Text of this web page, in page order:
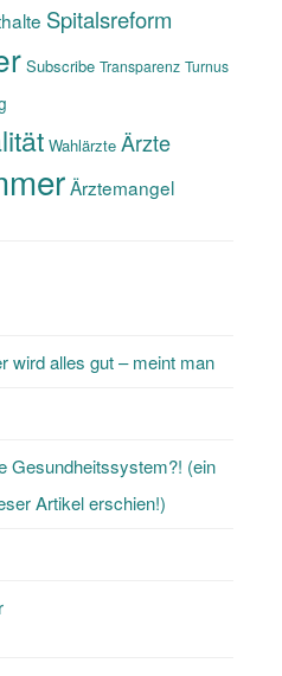
Spitalsreform
Subscribe Transparenz Turnus
Wahlärzte Ärzte
Ärztemangel
wird alles gut – meint man
Gesundheitssystem?! (ein
Artikel erschien!)